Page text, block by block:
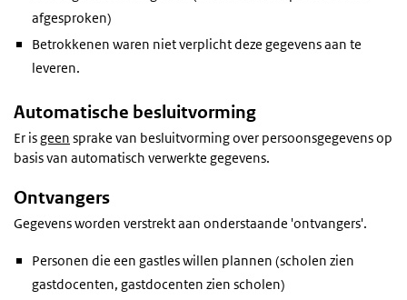
afgesproken)
Betrokkenen waren niet verplicht deze gegevens aan te
leveren.
Automatische besluitvorming
Er isgeen sprake van besluitvorming over persoonsgegevens op
basis van automatisch verwerkte gegevens.
Ontvangers
Gegevens worden verstrekt aan onderstaande 'ontvangers'.
Personen die een gastles willen plannen (scholen zien
gastdocenten, gastdocenten zien scholen)